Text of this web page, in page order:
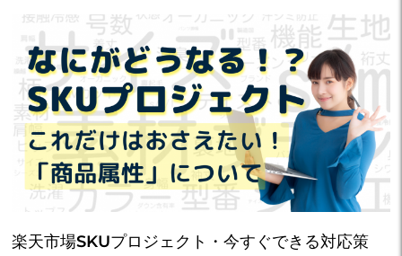
楽天市場SKUプロジェクト・今すぐできる対応策